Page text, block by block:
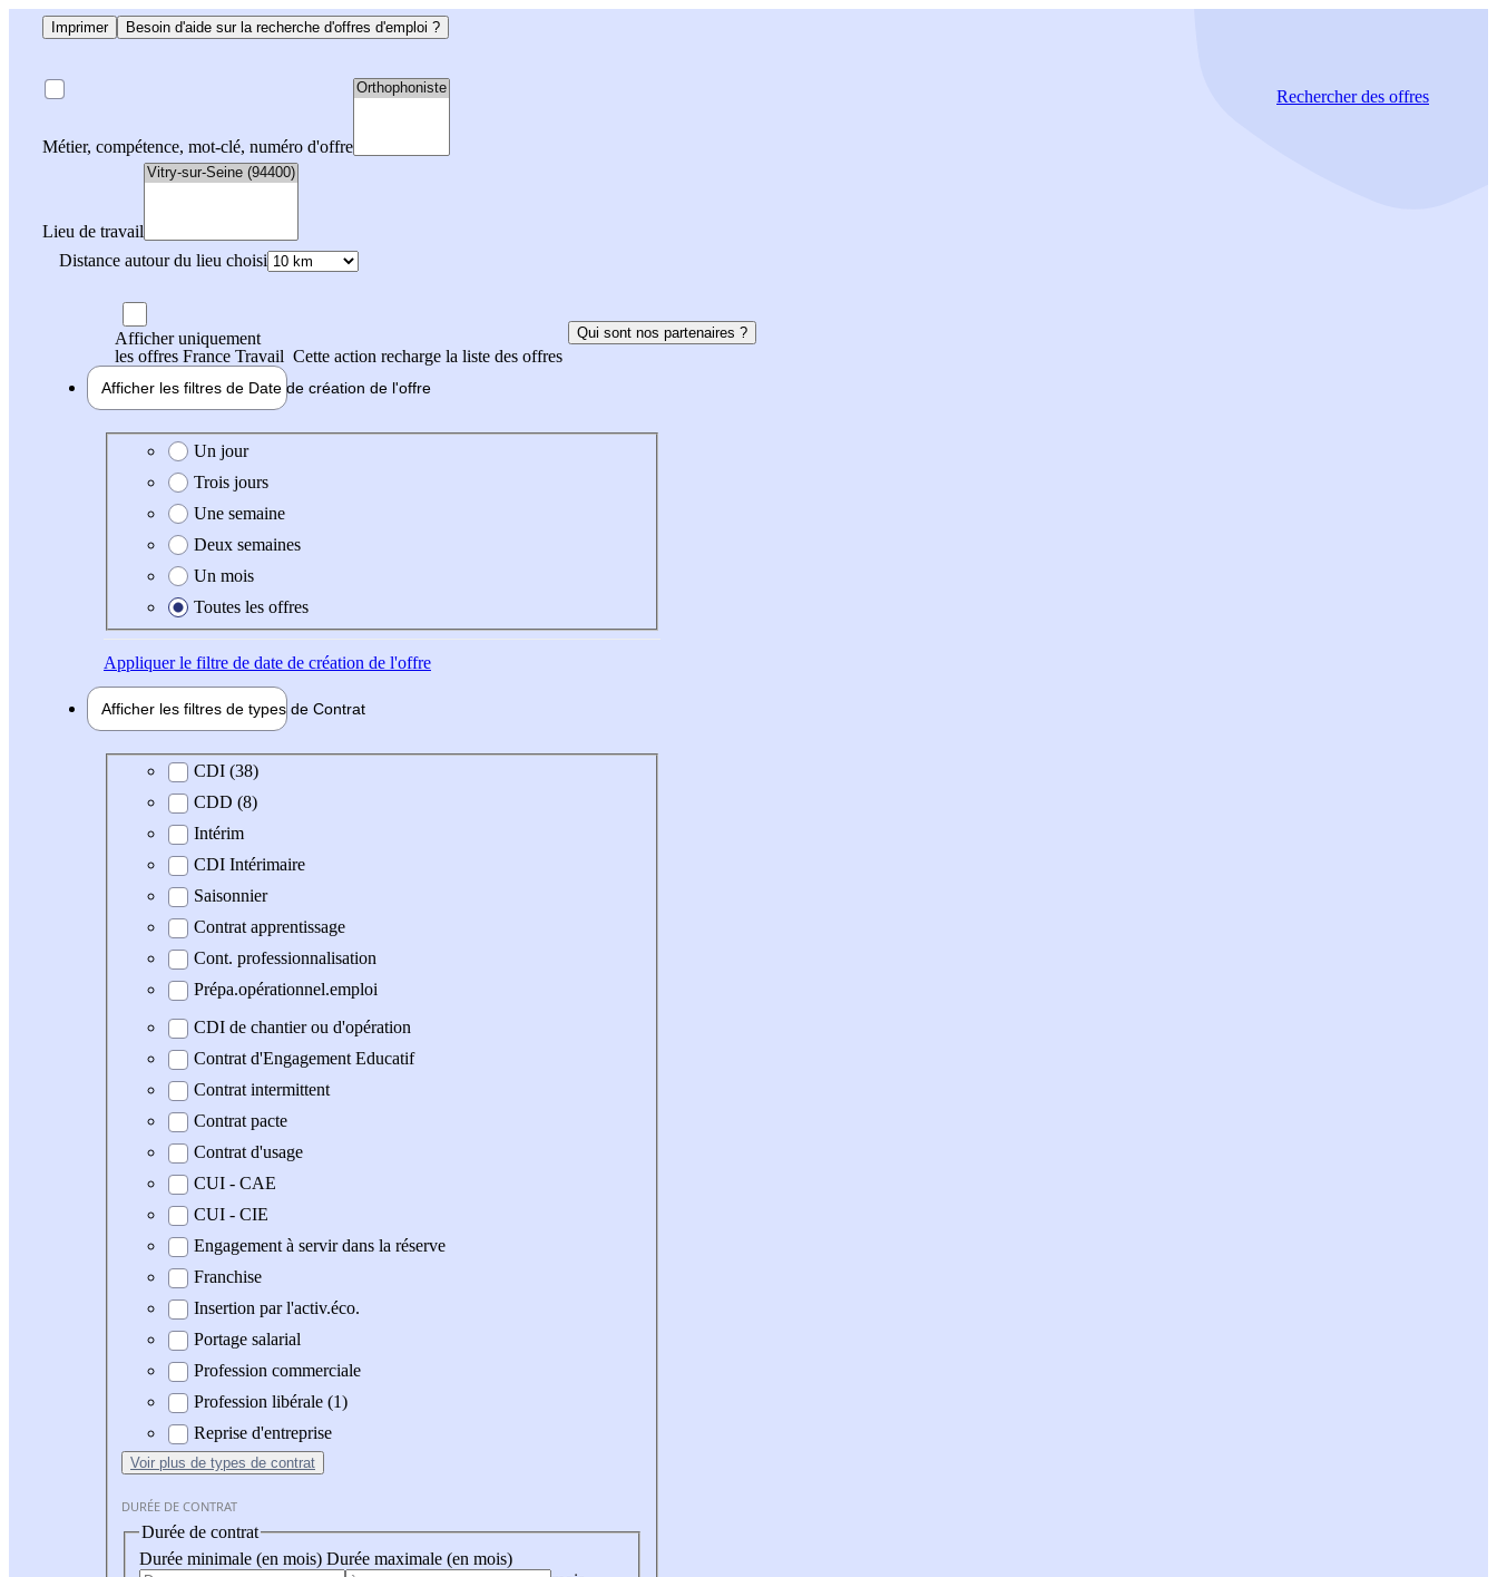
Imprimer Besoin d'aide sur la recherche d'offres d'emploi ?
Métier, compétence, mot-clé, numéro d'offre
Lieu de travail
Distance autour du lieu choisi
Rechercherdes offres
Afficher uniquement
les offres France Travail Cette action recharge la liste des offres
Qui sont nos partenaires ?
Afficher les filtres de Date de création de l'offre
Date de création de l'offre
Un jour
Trois jours
Une semaine
Deux semaines
Un mois
Toutes les offres
Appliquerle filtre de date de création de l'offre
Afficher les filtres de types de Contrat
Type de contratCDI (38)
CDD (8)
Intérim
CDI Intérimaire
Saisonnier
Contrat apprentissage
Cont. professionnalisation
Prépa.opérationnel.emploi
CDI de chantier ou d'opération
Contrat d'Engagement Educatif
Contrat intermittent
Contrat pacte
Contrat d'usage
CUI - CAE
CUI - CIE
Engagement à servir dans la réserve
Franchise
Insertion par l'activ.éco.
Portage salarial
Profession commerciale
Profession libérale (1)
Reprise d'entreprise
Voir plus de types de contrat
DURÉE DE CONTRAT
Durée de contrat
Durée minimale (en mois) Durée maximale (en mois)